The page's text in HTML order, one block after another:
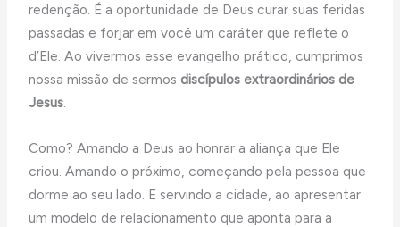
redenção. É a oportunidade de Deus curar suas feridas
passadas e forjar em você um caráter que reflete o
d’Ele. Ao vivermos esse evangelho prático, cumprimos
nossa missão de sermosdiscípulos extraordinários de
Jesus.
Como? Amando a Deus ao honrar a aliança que Ele
criou. Amando o próximo, começando pela pessoa que
dorme ao seu lado. E servindo a cidade, ao apresentar
um modelo de relacionamento que aponta para a